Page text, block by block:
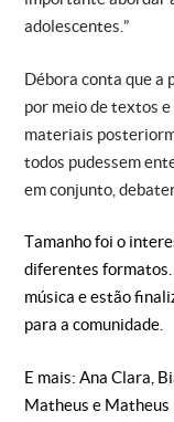
adolescentes.”
Débora conta que a
por meio de textos e
materiais
todos pudessem
em conjunto,
Tamanho foi o
diferentes formatos.
música e estão
para a comunidade.
E mais: Ana Clara,
Matheus e Matheus